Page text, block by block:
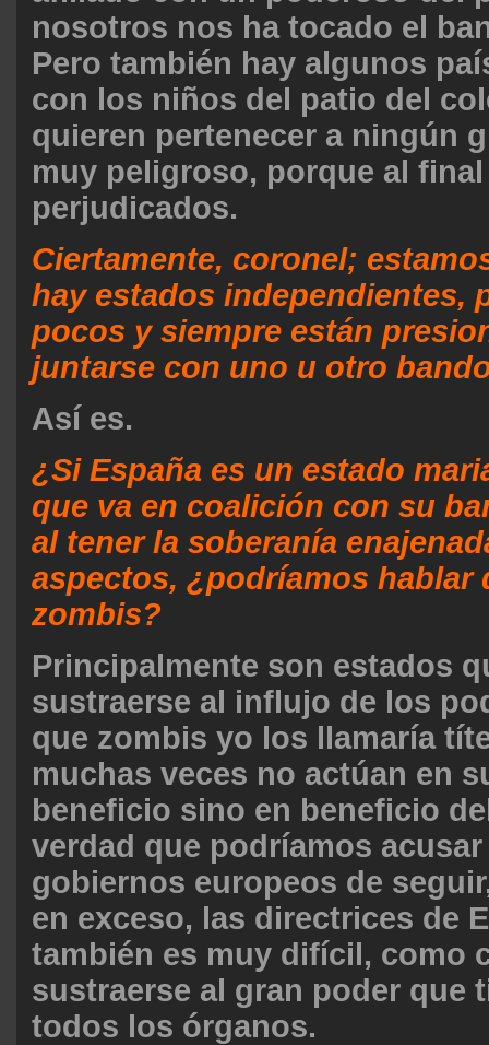
nosotros nos ha tocado el
Pero también hay algunos
con los niños del patio del
quieren pertenecer a ningún
muy peligroso, porque al
perjudicados.
Ciertamente, coronel;
hay estados independientes,
pocos y siempre están
juntarse con uno u otro
Así es.
¿Si España es un estado
que va en coalición con su
al tener la soberanía
aspectos, ¿podríamos hablar
zombis?
Principalmente son estados
sustraerse al influjo de los
que zombis yo los llamaría
muchas veces no actúan en
beneficio sino en beneficio
verdad que podríamos
gobiernos europeos de
en exceso, las directrices de
también es muy difícil, como
sustraerse al gran poder que
todos los órganos.